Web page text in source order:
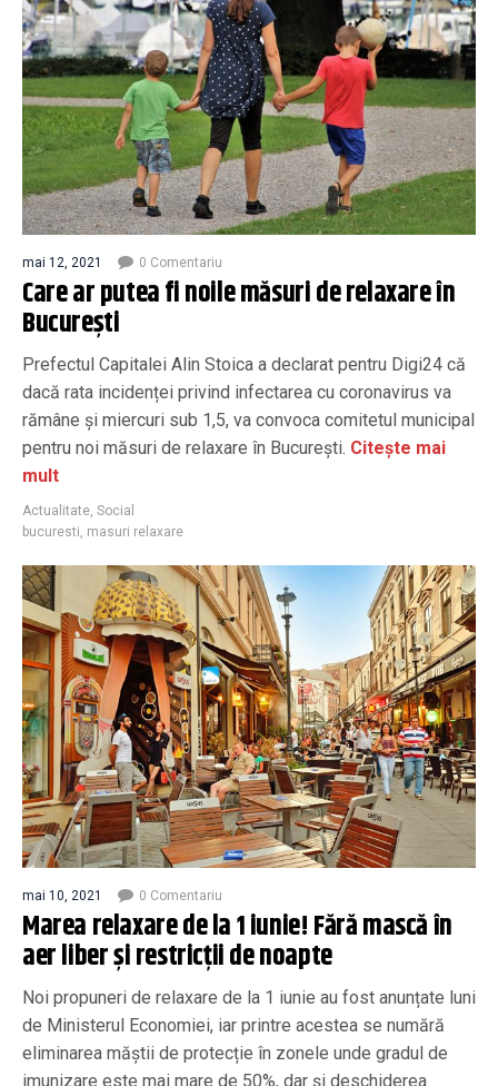
mai 12, 2021 0 Comentariu
Care ar putea fi noile măsuri de relaxare în
București
Prefectul Capitalei Alin Stoica a declarat pentru Digi24 că
dacă rata incidenței privind infectarea cu coronavirus va
rămâne și miercuri sub 1,5, va convoca comitetul municipal
pentru noi măsuri de relaxare în București. Citește mai
mult
Actualitate, Social
bucuresti, masuri relaxare
mai 10, 2021 0 Comentariu
Marea relaxare de la 1 iunie! Fără mască în
aer liber și restricții de noapte
Noi propuneri de relaxare de la 1 iunie au fost anunțate luni
de Ministerul Economiei, iar printre acestea se numără
eliminarea măștii de protecție în zonele unde gradul de
imunizare este mai mare de 50%, dar și deschiderea